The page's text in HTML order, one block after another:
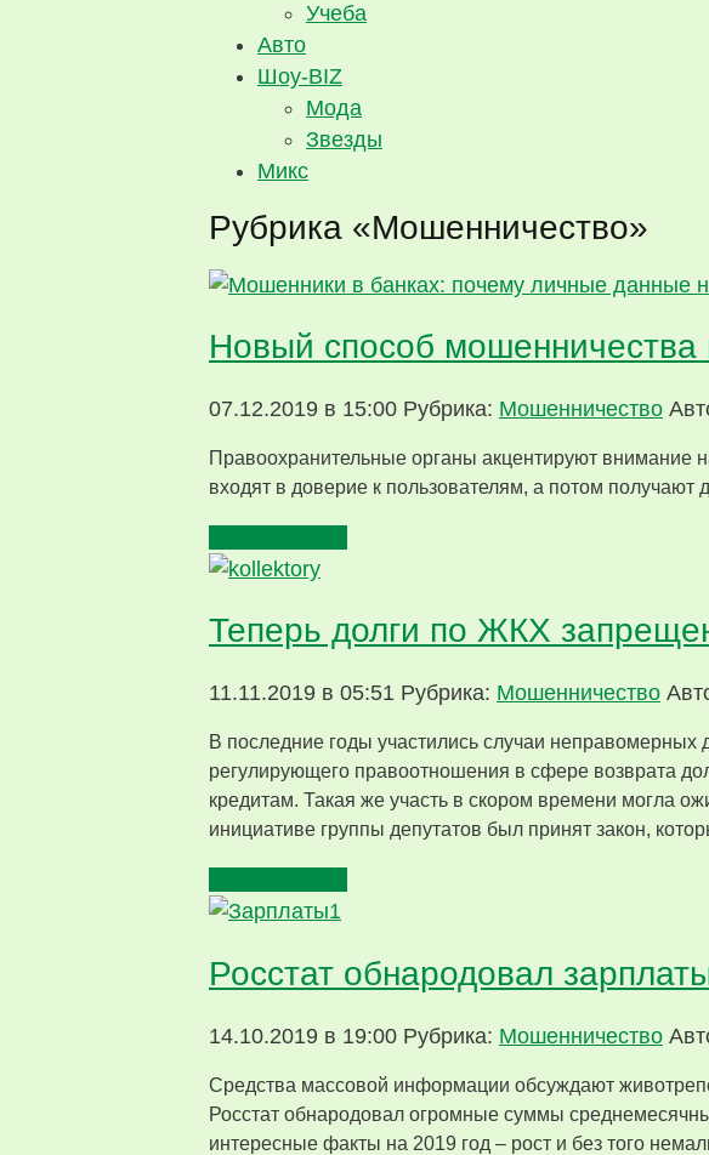
Учеба
Авто
Шоу-BIZ
Мода
Звезды
Микс
Рубрика «Мошенничество»
Новый способ мошенничества
07.12.2019 в 15:00 Рубрика: Мошенничество
Правоохранительные органы акцентируют внимание
входят в доверие к пользователям, а потом получают
Теперь долги по ЖКХ
11.11.2019 в 05:51 Рубрика: Мошенничество
В последние годы участились случаи неправомерных
регулирующего правоотношения в сфере возврата
кредитам. Такая же участь в скором времени могла
инициативе группы депутатов был принят закон,
Росстат обнародовал
14.10.2019 в 19:00 Рубрика: Мошенничество
Средства массовой информации обсуждают
Росстат обнародовал огромные суммы
интересные факты на 2019 год – рост и без того